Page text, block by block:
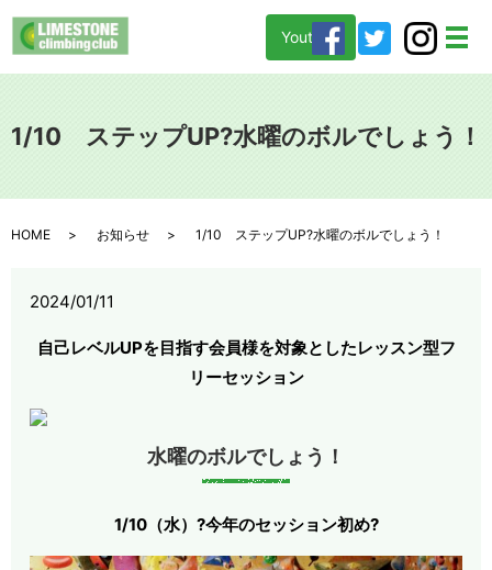
メ
Youtube
1/10 ステップUP?水曜のボルでしょう！
HOME お知らせ 1/10 ステップUP?水曜のボルでしょう！
2024/01/11
自己レベルUPを目指す会員様を対象としたレッスン型フ
リーセッション
水曜のボルでしょう！
1/10（水）?今年のセッション初め?